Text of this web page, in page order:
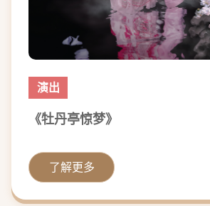
演出
《牡丹亭惊梦》
了解更多